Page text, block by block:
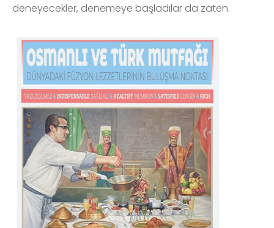
deneyecekler, denemeye başladılar da zaten.